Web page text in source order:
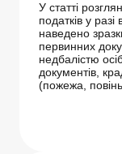
У статті
податків у
наведено
первинних
недбалістю
документів,
(пожежа,